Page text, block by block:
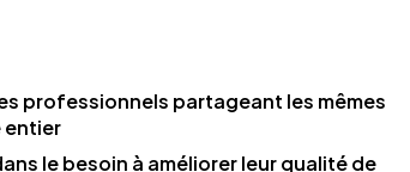
professionnels partageant les mêmes
entier
le besoin à améliorer leur qualité de